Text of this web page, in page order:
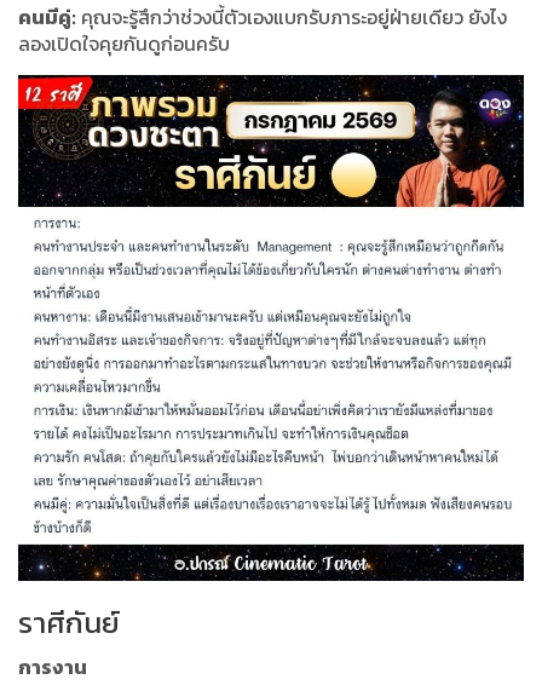
คนมีคู่: คุณจะรู้สึกว่าช่วงนี้ตัวเองแบกรับภาระอยู่ฝ่ายเดียว ยังไง
ลองเปิดใจคุยกันดูก่อนครับ
ราศีกันย์
การงาน